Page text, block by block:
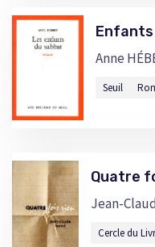
Anne
Seuil
Quatre
Jean-
Cercle du